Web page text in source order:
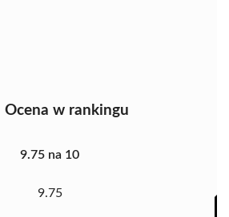
Ocena w rankingu
9.75 na 10
9.75